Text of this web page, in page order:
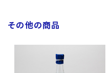
その他の商品